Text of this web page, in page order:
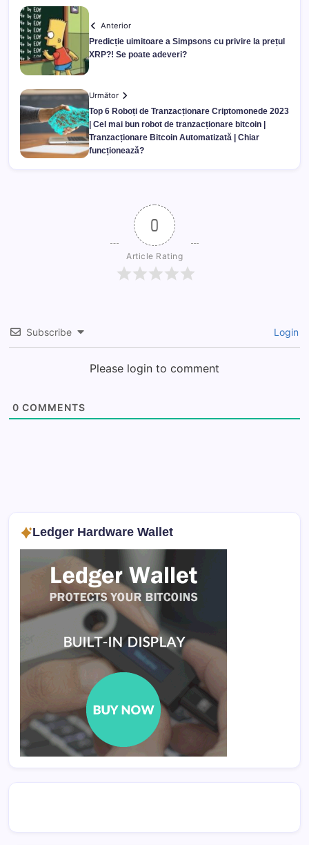
Anterior
Predicție uimitoare a Simpsons cu privire la prețul
XRP?! Se poate adeveri?
Următor
Top 6 Roboți de Tranzacționare Criptomonede 2023
| Cel mai bun robot de tranzacționare bitcoin |
Tranzacționare Bitcoin Automatizată | Chiar
funcționează?
0
Article Rating
Subscribe Login
Please login to comment
0 COMMENTS
Ledger Hardware Wallet